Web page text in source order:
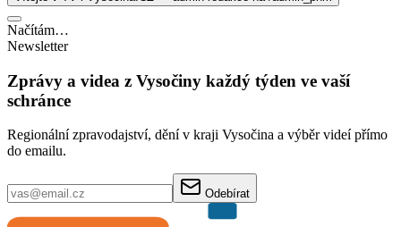
Načítám…
Newsletter
Zprávy a videa z Vysočiny každý týden ve vaší
schránce
Regionální zpravodajství, dění v kraji Vysočina a výběr videí přímo
do emailu.
Odebírat